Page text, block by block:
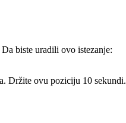
biste uradili ovo istezanje:
Držite ovu poziciju 10 sekundi.